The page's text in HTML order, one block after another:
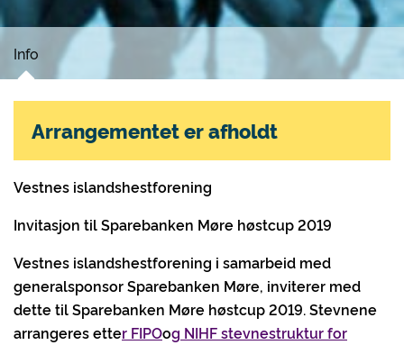
Info
Vestnes islandshestforening
Invitasjon til Sparebanken Møre høstcup 2019
Vestnes islandshestforening i samarbeid med
generalsponsor Sparebanken Møre, inviterer med
dette til Sparebanken Møre høstcup 2019. Stevnene
arrangeres etter FIPOog NIHF stevnestruktur for
Arrangementet er afholdt